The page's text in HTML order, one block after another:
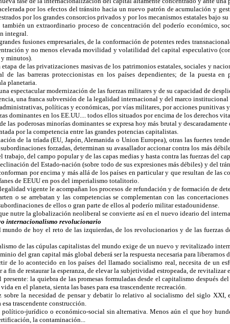
por los efectos del tránsito hacia un nuevo patrón de acumulación y
por los grandes consorcios privados y por los mecanismos estatales bajo su
también un extraordinario proceso de concentración del poderío
integral.
fusiones empresariales, de la conformación de potentes redes
y no menos elevada movilidad y volatilidad del capital especulativo
minutos).
de las privatizaciones masivas de los patrimonios estatales, sociales y
de las barreras proteccionistas en los países dependientes; de la puesta
planetaria.
espectacular modernización de las fuerzas militares y de su capacidad de
una franca subversión de la legalidad internacional y del marco
políticas y económicas, por vías militares, por acciones punitivas
dominantes en los EE.UU.... todos ellos situados por encima de los derechos
las poderosas minorías dominantes se expresa hoy más brutal y
por la competencia entre las grandes potencias capitalistas.
de la tríada (EU, Japón, Alemanida o Union Europea), otras las fuertes
forzadas, determinan su avasallador accionar contra los más
trabajo, del campo popular y de las capas medias y hasta contra las fuerzas del
del Estado-nación (sobre todo de sus expresiones más débiles) y del
por encima y más allá de los países en particular y que resultan de las
de EEUU en pos del imperialismo totalitorio.
vigente le acompañan los procesos de refundación y de formación de
o se arrebatan y las competencias se complementan con las
de ellos o gran parte de ellos al poderío militar estadounidense.
nutre la globalización neoliberal se convierte así en el nuevo ideario del
internacionalismo revolucionario
de hoy el reto de las izquierdas, de los revolucionarios y de las fuerzas
de las cúpulas capitalistas del mundo exige de un nuevo y revitalizado
del gran capital más global deberá ser la respuesta necesaria para liberarnos
de lo acontecido en los países del llamado socialismo real, necesita de un
fin de restaurar la esperanza, de elevar la subjetividad estropeada, de revitalizar
presente: la quiebra de las promesas formuladas desde el capitalismo después
en el planeta, sienta las bases para esa trascendente recreación.
sobre la necesidad de pensar y debatir lo relativo al socialismo del siglo
trascendente construcción.
jurídico o económico-social sin alternativa. Menos aún el que hoy
la contaminación...